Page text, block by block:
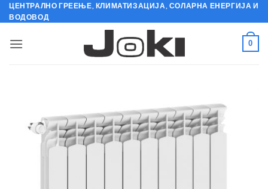
Skip
to
ЦЕНТРАЛНО ГРЕЕЊЕ, КЛИМАТИЗАЦИЈА, СОЛАРНА ЕНЕРГИЈА И
ВОДОВОД
0